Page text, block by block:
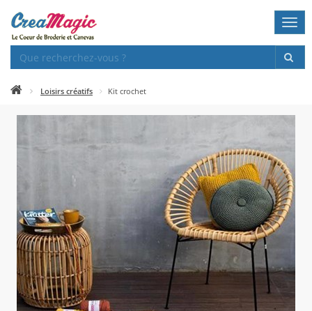
Loisirs créatifs Kit crochet